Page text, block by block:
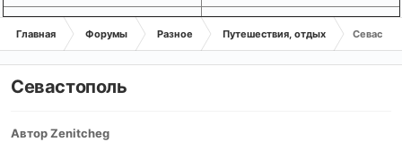
Главная Форумы Разное Путешествия, отдых
Севастополь
АвторZenitcheg